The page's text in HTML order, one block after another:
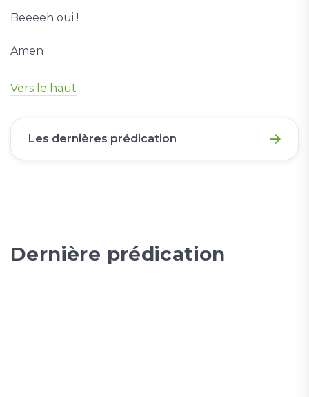
Beeeeh oui !
Amen
Vers le haut
Les dernières prédication
Dernière prédication